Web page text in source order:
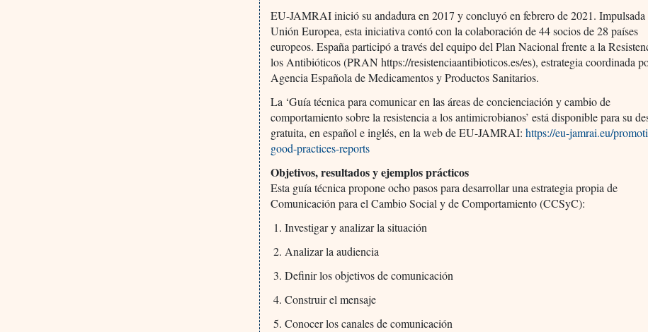
EU-JAMRAI inició su andadura en 2017 y concluyó en febrero de 2021.
Unión Europea, esta iniciativa contó con la colaboración de 44 socios de 28 países
europeos. España participó a través del equipo del Plan Nacional frente a la
los Antibióticos (PRAN https://resistenciaantibioticos.es/es), estrategia coordinada
Agencia Española de Medicamentos y Productos Sanitarios.
La ‘Guía técnica para comunicar en las áreas de concienciación y cambio de
comportamiento sobre la resistencia a los antimicrobianos’ está disponible para su
gratuita, en español e inglés, en la web de EU-JAMRAI:https://eu-jamrai.eu/
good-practices-reports
Objetivos, resultados y ejemplos prácticos
Esta guía técnica propone ocho pasos para desarrollar una estrategia propia de
Comunicación para el Cambio Social y de Comportamiento (CCSyC):
Investigar y analizar la situación
Analizar la audiencia
Definir los objetivos de comunicación
Construir el mensaje
Conocer los canales de comunicación